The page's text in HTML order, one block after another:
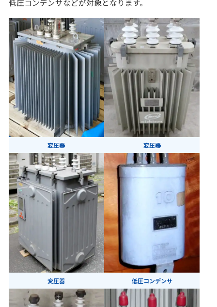
低圧コンデンサなどが対象となります。
変圧器 変圧器
変圧器 低圧コンデンサ